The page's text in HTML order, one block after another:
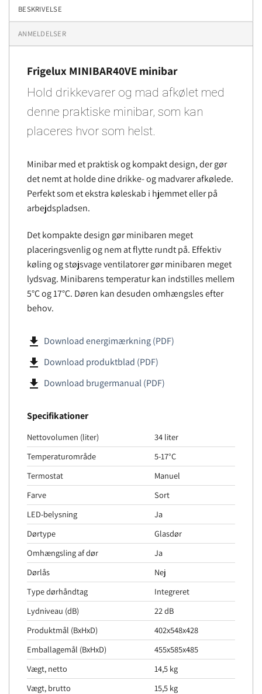
BESKRIVELSE
ANMELDELSER
Frigelux MINIBAR40VE minibar
Hold drikkevarer og mad afkølet med
denne praktiske minibar, som kan
placeres hvor som helst.
Minibar med et praktisk og kompakt design, der gør
det nemt at holde dine drikke- og madvarer afkølede.
Perfekt som et ekstra køleskab i hjemmet eller på
arbejdspladsen.
Det kompakte design gør minibaren meget
placeringsvenlig og nem at flytte rundt på. Effektiv
køling og støjsvage ventilatorer gør minibaren meget
lydsvag. Minibarens temperatur kan indstilles mellem
5°C og 17°C. Døren kan desuden omhængsles efter
behov.
file_download Download energimærkning (PDF)
file_download Download produktblad (PDF)
file_download Download brugermanual (PDF)
Specifikationer
Nettovolumen (liter)
34 liter
Temperaturområde
5-17°C
Termostat
Manuel
Farve
Sort
LED-belysning
Ja
Dørtype
Glasdør
Omhængsling af dør
Ja
Dørlås
Nej
Type dørhåndtag
Integreret
Lydniveau (dB)
22 dB
Produktmål (BxHxD)
402x548x428
Emballagemål (BxHxD)
455x585x485
Vægt, netto
14,5 kg
Vægt, brutto
15,5 kg